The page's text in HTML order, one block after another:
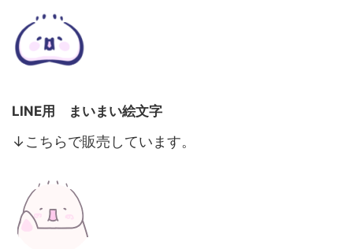
LINE用 まいまい絵文字
↓こちらで販売しています。